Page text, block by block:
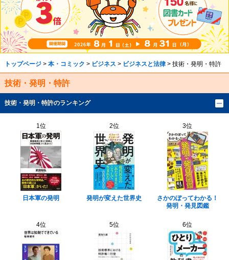
トップページ> 本・コミック > ビジネス > ビジネスと法律> 技術・発明・特許
技術・発明・特許
技術・発明・特許のランキング
1位
日本軍の発明
2位
発明が変えた世界史
3位
さかのぼってわかる！
発明・発見図鑑
4位 5位 6位